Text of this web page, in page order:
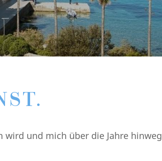
wird und mich über die Jahre hinweg